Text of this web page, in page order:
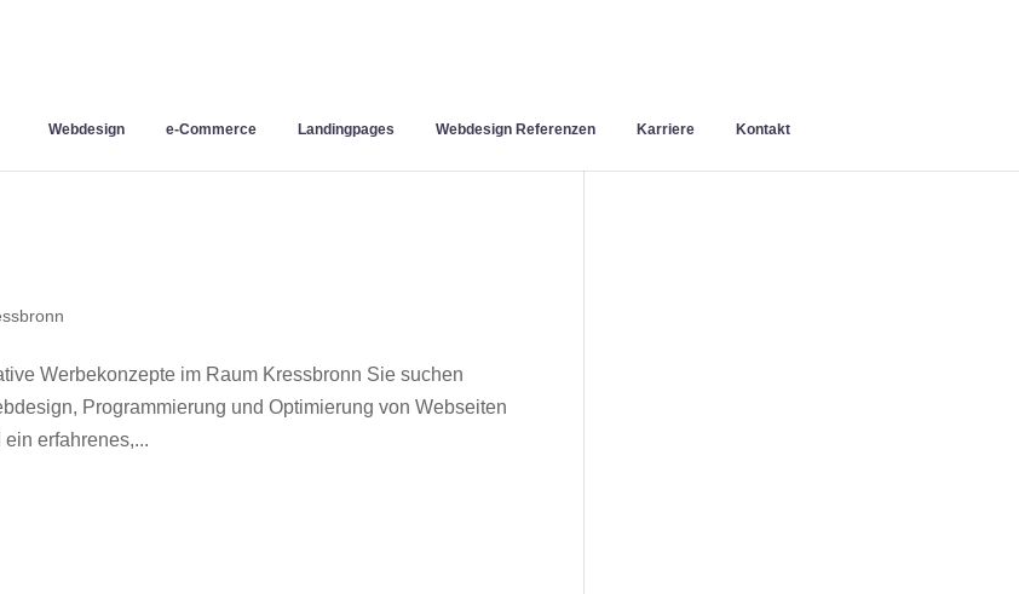
Webdesign e-Commerce Landingpages Webdesign Referenzen Karriere Kontakt
Werbekonzepte im Raum Kressbronn Sie suchen
Programmierung und Optimierung von Webseiten
erfahrenes,...